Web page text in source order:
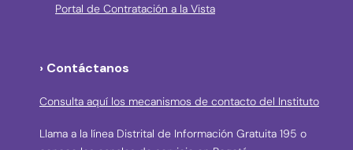
Portal de Contratación a la Vista
› Contáctanos
Consulta aquí los mecanismos de contacto del Instituto
Llama a la línea Distrital de Información Gratuita 195 o